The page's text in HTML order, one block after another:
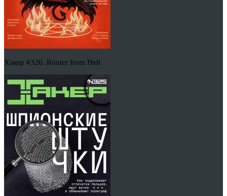
Хакер #326. Router from Hell